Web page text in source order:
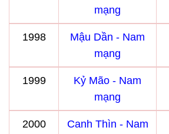
mạng
1998
Mậu Dần - Nam
mạng
1999
Kỷ Mão - Nam
mạng
2000
Canh Thìn - Nam